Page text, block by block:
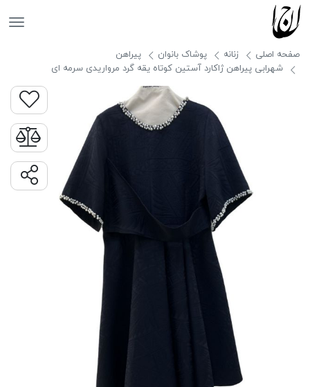
صفحه اصلی زنانه پوشاک بانوان
پیراهن
شهرابی پیراهن ژاکارد آستین کوتاه یقه گرد مرواریدی سرمه ای